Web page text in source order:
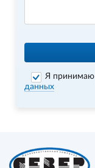
Я
данных